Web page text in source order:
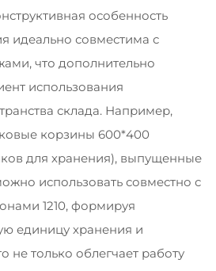
особенность
идеально совместима с
что дополнительно
использования
склада. Например,
корзины 600*400
для хранения), выпущенные
использовать совместно с
1210, формируя
единицу хранения и
не только облегчает работу